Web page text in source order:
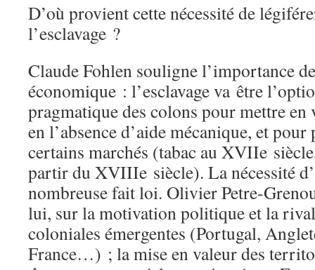
D’où provient cette nécessité de
l’esclavage ?
Claude Fohlen souligne l’importance
économique : l’esclavage va être
pragmatique des colons pour mettre
en l’absence d’aide mécanique, et
certains marchés (tabac au XVIIe
partir du XVIIIe siècle). La nécessité
nombreuse fait loi. Olivier Petre-
lui, sur la motivation politique et la
coloniales émergentes (Portugal,
France…) ; la mise en valeur des